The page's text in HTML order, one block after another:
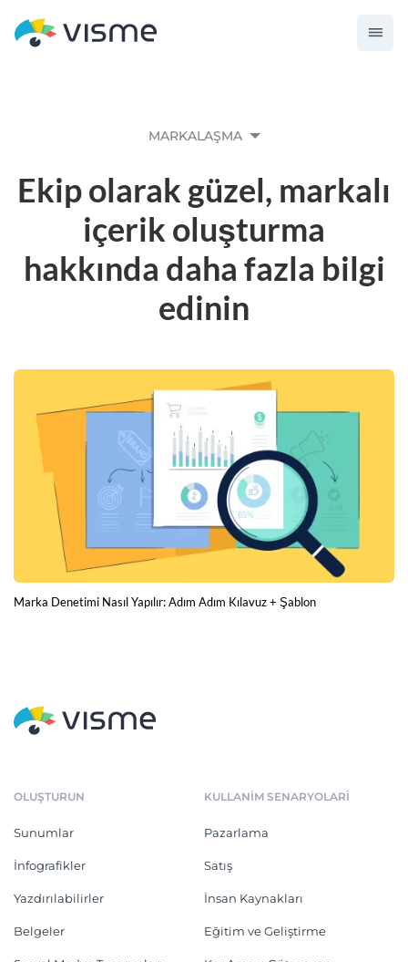
MARKALAŞMA
Ekip olarak güzel, markalı
içerik oluşturma
hakkında daha fazla bilgi
edinin
Marka Denetimi Nasıl Yapılır: Adım Adım Kılavuz + Şablon
OLUŞTURUN
Sunumlar
İnfografikler
Yazdırılabilirler
Belgeler
KULLANIM SENARYOLARI
Pazarlama
Satış
İnsan Kaynakları
Eğitim ve Geliştirme